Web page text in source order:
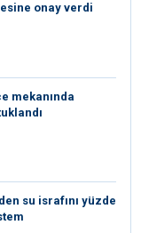
onay verdi
mekanında
su israfını yüzde